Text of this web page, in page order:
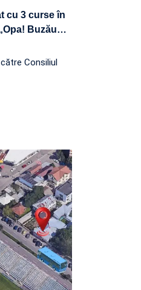
cu 3 curse în
Buzău…
Consiliul